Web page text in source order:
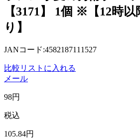
【3171】 1個 ※【12時
り】
JANコード:4582187111527
比較リストに入れる
メール
98円
税込
105.84円